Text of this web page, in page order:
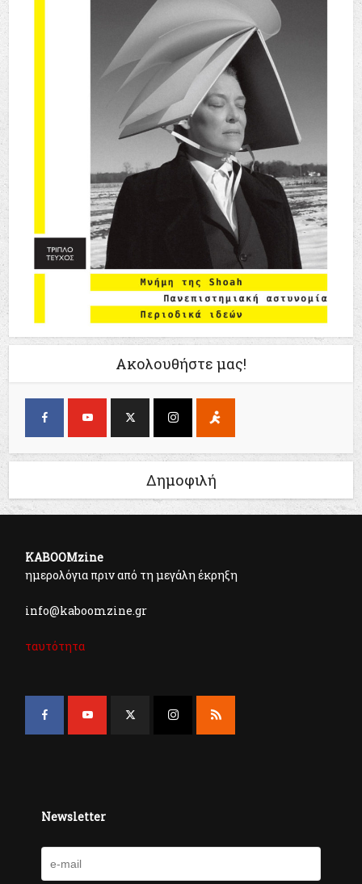
Ακολουθήστε μας!
Δημοφιλή
KABOOMzine
ημερολόγια πριν από τη μεγάλη έκρηξη
info@kaboomzine.gr
ταυτότητα
Newsletter